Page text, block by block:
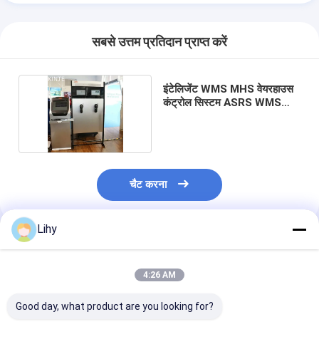
ASRS स्टेकर क्रेन
पैलेट कन्वेयर सिस्टम
कार्टन कन्वेयर सिस्टम
कन्वेयर सॉर्टिंग सिस्टम
डब्ल्यूएमएस डब्ल्यूसीएस
सबसे उत्तम प्रतिदान प्राप्त करें
इंटेलिजेंट WMS MHS वेयरहाउस
कंट्रोल सिस्टम ASRS WMS
चैट करना
अनुशंसित उत्पाद
Lihy
4:26 AM
Good day, what product are you looking for?